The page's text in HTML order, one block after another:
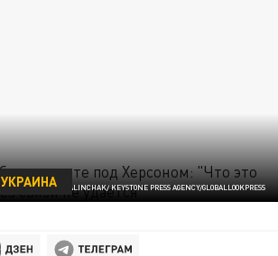
© MYKHAYLO PALINCHAK/ KEYSTONE PRESS AGENCY/GLOBALLOOKPRESS
УКРАИНА